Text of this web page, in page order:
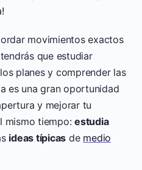
movimientos exactos
que estudiar
planes y comprender las
es una gran oportunidad
y mejorar tu
mismo tiempo:estudia
ideas típicas de medio